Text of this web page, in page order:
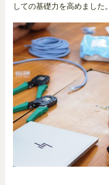
しての基礎力を高めました。